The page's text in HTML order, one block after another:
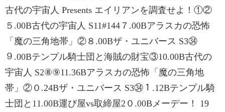
古代の宇宙人 Presents エイリアンを調査せよ！①②
５.00B古代の宇宙人 S11#144７.00Bアラスカの恐怖
「魔の三角地帯」②８.00Bザ・ユニバース S3㉞
９.00Bテンプル騎士団と海賊の財宝③10.00B古代の
宇宙人 S2⑧⑨11.36Bアラスカの恐怖「魔の三角地
帯」②０.24Bザ・ユニバース S3㉞１.12Bテンプル騎
士団と11.00B運び屋vs取締屋2０.00Bメーデー！ 19